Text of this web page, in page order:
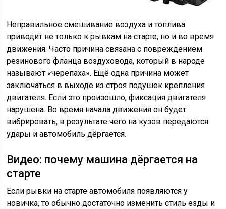
Неправильное смешивание воздуха и топлива
приводит не только к рывкам на старте, но и во время
движения. Часто причина связана с повреждением
резинового фланца воздуховода, который в народе
называют «черепаха». Ещё одна причина может
заключаться в выходе из строя подушек крепления
двигателя. Если это произошло, фиксация двигателя
нарушена. Во время начала движения он будет
вибрировать, в результате чего на кузов передаются
удары и автомобиль дёргается.
Видео: почему машина дёргается на
старте
Если рывки на старте автомобиля появляются у
новичка, то обычно достаточно изменить стиль езды и